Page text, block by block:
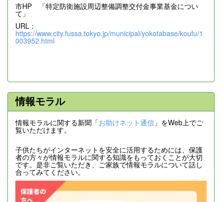
市HP 「特定防衛施設周辺整備調整交付金事業基金につい
て」
URL：
https://www.city.fussa.tokyo.jp/municipal/yokotabase/koufu/1
003952.html
情報モラル
情報モラルに関する新聞「お助けネット通信 」をWeb上でご
覧いただけます。
子供たちがインターネットを安全に活用するためには、保護
者の方々が情報モラルに関する知識をもっておくことが大切
です。是非ご覧いただき、ご家族で情報モラルについて話し
合ってみてください。